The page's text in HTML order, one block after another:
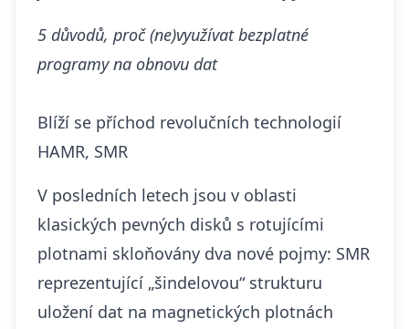
5 důvodů, proč (ne)využívat bezplatné
programy na obnovu dat
Blíží se příchod revolučních technologií
HAMR, SMR
V posledních letech jsou v oblasti
klasických pevných disků s rotujícími
plotnami skloňovány dva nové pojmy: SMR
reprezentující „šindelovou“ strukturu
uložení dat na magnetických plotnách